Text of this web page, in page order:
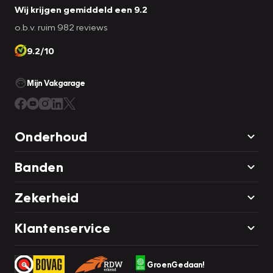
Laadkabels worden niet standaard bij iedere gebruikte
daarom vooraf of deze aanwezig is.
Wij krijgen gemiddeld een 9.2
o.b.v. ruim 982 reviews
9.2/10
Mijn Vakgarage
Onderhoud
Banden
Zekerheid
Klantenservice
GroenGedaan!